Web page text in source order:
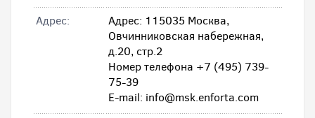
Адрес:
Адрес: 115035 Москва,
Овчинниковская набережная,
д.20, стр.2
Номер телефона +7 (495) 739-
75-39
E-mail: info@msk.enforta.com